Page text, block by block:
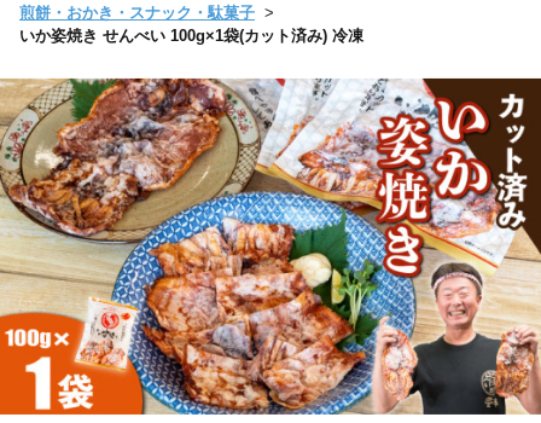
煎餅・おかき・スナック・駄菓子
いか姿焼き せんべい 100g×1袋(カット済み) 冷凍